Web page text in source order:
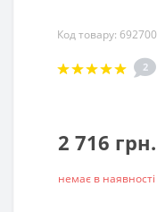
Код товару: 692700
2
2 716 грн.
немає в наявностi